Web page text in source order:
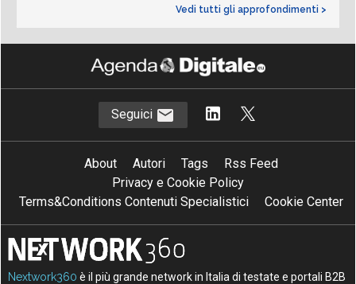
Vedi tutti gli approfondimenti >
Seguici
About Autori Tags
Rss Feed
Privacy e Cookie Policy
Terms&Conditions Contenuti Specialistici
Cookie Center
Nextwork360 è il più grande network in Italia di testate e portali B2B